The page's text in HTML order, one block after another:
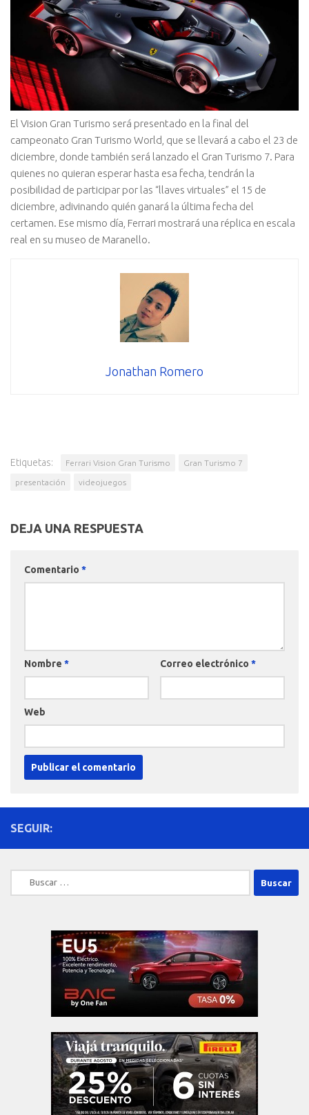
El Vision Gran Turismo será presentado en la final del
campeonato Gran Turismo World, que se llevará a cabo el 23 de
diciembre, donde también será lanzado el Gran Turismo 7. Para
quienes no quieran esperar hasta esa fecha, tendrán la
posibilidad de participar por las “llaves virtuales” el 15 de
diciembre, adivinando quién ganará la última fecha del
certamen. Ese mismo día, Ferrari mostrará una réplica en escala
real en su museo de Maranello.
Jonathan Romero
Etiquetas: Ferrari Vision Gran Turismo Gran Turismo 7
presentación videojuegos
DEJA UNA RESPUESTA
Comentario *
Nombre * Correo electrónico *
Web
SEGUIR:
Buscar: